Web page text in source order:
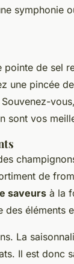
symphonie
de sel
une pincée
sont vos
de
saveurs à la
des éléments
La
Il est donc